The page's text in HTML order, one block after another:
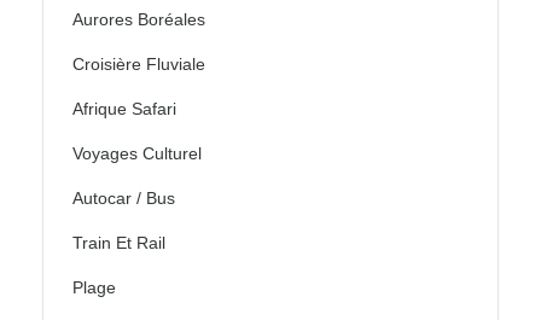
Aurores Boréales
Croisière Fluviale
Afrique Safari
Voyages Culturel
Autocar / Bus
Train Et Rail
Plage